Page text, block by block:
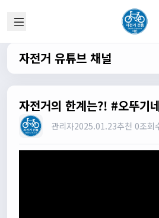
1/22/2025
원행13:19:45
원행13:19:59
새로운 자전거 커뮤니티가 되겠네요
관리자
모두들 환영합니다 :)
타데이포가차13:29:16
자전거 유튜브 채널
자전거의 한계는?! #오뚜기
관리자2025.01.23추천 0조회